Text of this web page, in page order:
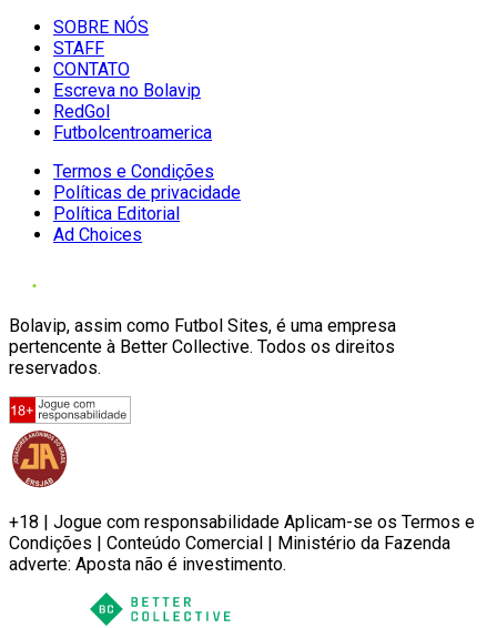
SOBRE NÓS
STAFF
CONTATO
Escreva no Bolavip
RedGol
Futbolcentroamerica
Termos e Condições
Políticas de privacidade
Política Editorial
Ad Choices
Bolavip, assim como Futbol Sites, é uma empresa
pertencente à Better Collective. Todos os direitos
reservados.
+18 | Jogue com responsabilidade Aplicam-se os Termos e
Condições | Conteúdo Comercial | Ministério da Fazenda
adverte: Aposta não é investimento.